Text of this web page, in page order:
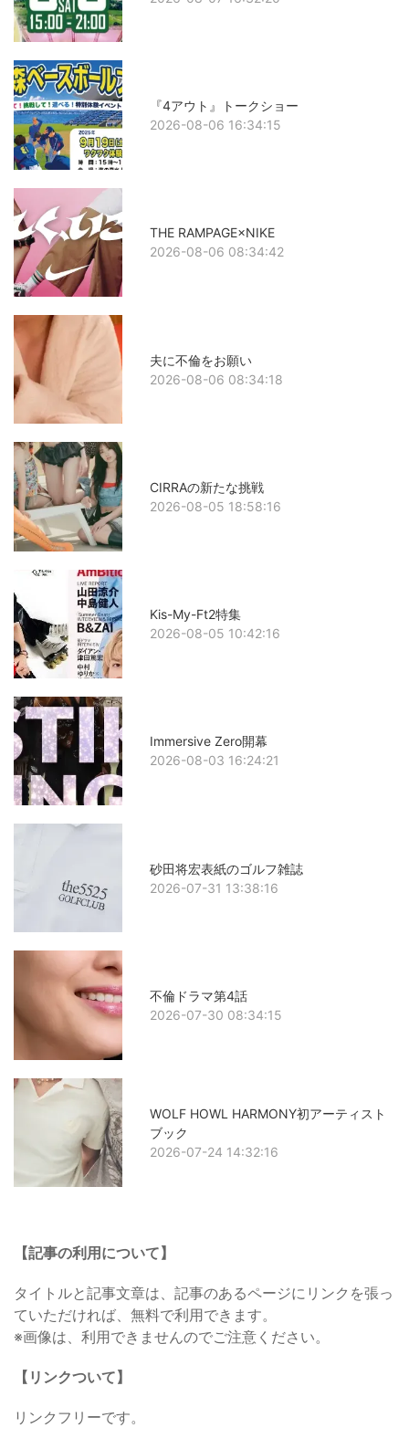
『4アウト』トークショー
2026-08-06 16:34:15
THE RAMPAGE×NIKE
2026-08-06 08:34:42
夫に不倫をお願い
2026-08-06 08:34:18
CIRRAの新たな挑戦
2026-08-05 18:58:16
Kis-My-Ft2特集
2026-08-05 10:42:16
Immersive Zero開幕
2026-08-03 16:24:21
砂田将宏表紙のゴルフ雑誌
2026-07-31 13:38:16
不倫ドラマ第4話
2026-07-30 08:34:15
WOLF HOWL HARMONY初アーティスト
ブック
2026-07-24 14:32:16
【記事の利用について】
タイトルと記事文章は、記事のあるページにリンクを張っ
ていただければ、無料で利用できます。
※画像は、利用できませんのでご注意ください。
【リンクついて】
リンクフリーです。